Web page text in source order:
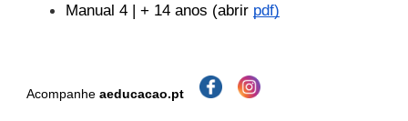
Manual 4 | + 14 anos (abrir pdf)
Acompanhe aeducacao.pt